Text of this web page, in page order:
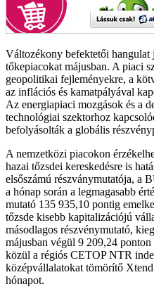
Változékony befektetői hangulat
tőkepiacokat májusban. A piaci
geopolitikai fejleményekre, a
az inflációs és kamatpályával
Az energiapiaci mozgások és a
technológiai szektorhoz
befolyásolták a globális
A nemzetközi piacokon
hazai tőzsdei kereskedésre is
elsőszámú részványmutatója, a
a hónap során a legmagasabb
mutató 135 935,10 pontig
tőzsde kisebb kapitalizációjú
másodlagos részvénymutató,
májusban végül 9 209,24
közül a régiós CETOP NTR
középvállalatokat tömörítő
hónapot.